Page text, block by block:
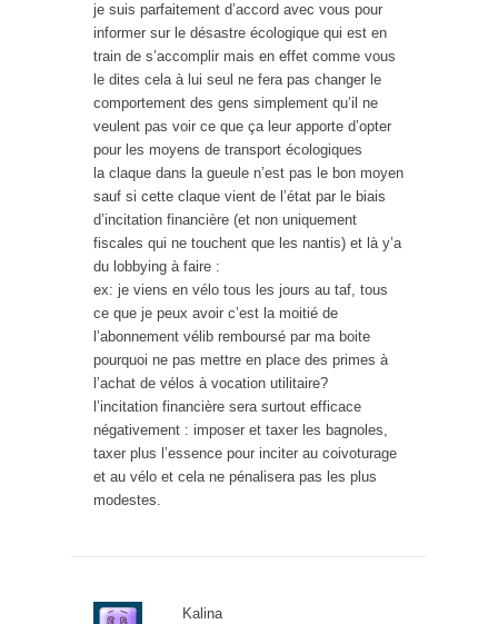
je suis parfaitement d’accord avec vous pour
informer sur le désastre écologique qui est en
train de s’accomplir mais en effet comme vous
le dites cela à lui seul ne fera pas changer le
comportement des gens simplement qu’il ne
veulent pas voir ce que ça leur apporte d’opter
pour les moyens de transport écologiques
la claque dans la gueule n’est pas le bon moyen
sauf si cette claque vient de l’état par le biais
d’incitation financière (et non uniquement
fiscales qui ne touchent que les nantis) et là y’a
du lobbying à faire :
ex: je viens en vélo tous les jours au taf, tous
ce que je peux avoir c’est la moitié de
l’abonnement vélib remboursé par ma boite
pourquoi ne pas mettre en place des primes à
l’achat de vélos à vocation utilitaire?
l’incitation financière sera surtout efficace
négativement : imposer et taxer les bagnoles,
taxer plus l’essence pour inciter au coivoturage
et au vélo et cela ne pénalisera pas les plus
modestes.
Kalina